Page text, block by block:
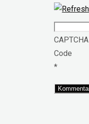
CAPTCHA
Code
*